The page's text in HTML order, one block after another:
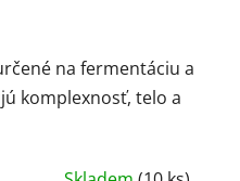
na fermentáciu a
komplexnosť, telo a